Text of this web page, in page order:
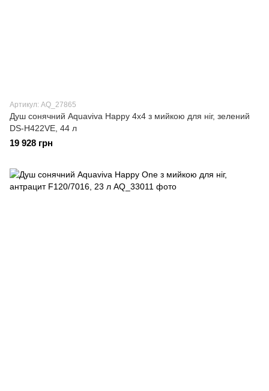
Артикул: AQ_27865
Душ сонячний Aquaviva Happy 4х4 з мийкою для ніг, зелений
DS-H422VE, 44 л
19 928 грн